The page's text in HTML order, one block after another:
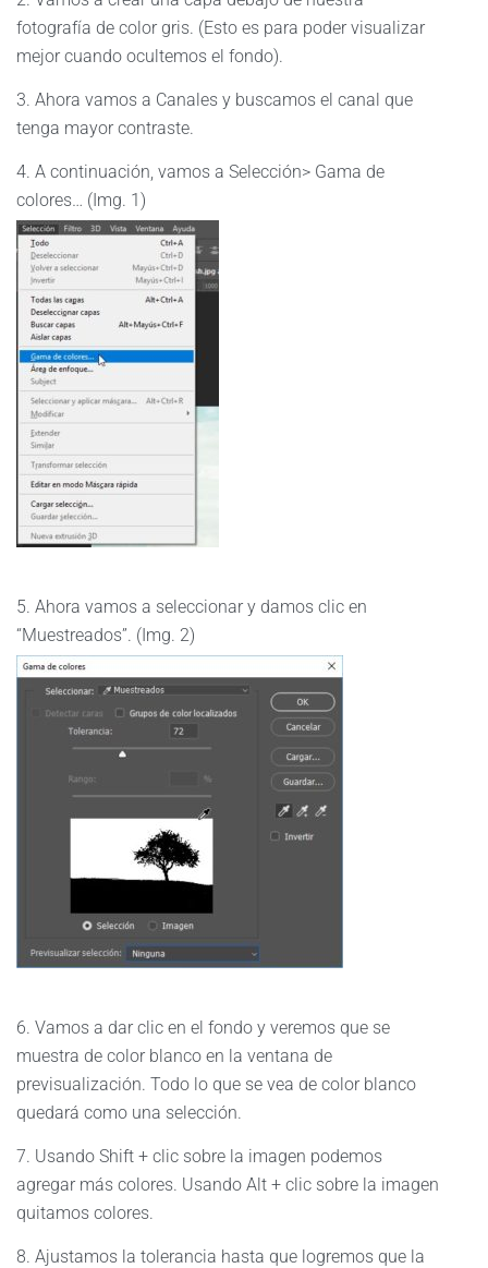
fotografía de color gris. (Esto es para poder visualizar
mejor cuando ocultemos el fondo).
3. Ahora vamos a Canales y buscamos el canal que
tenga mayor contraste.
4. A continuación, vamos a Selección> Gama de
colores… (Img. 1)
5. Ahora vamos a seleccionar y damos clic en
“Muestreados”. (Img. 2)
6. Vamos a dar clic en el fondo y veremos que se
muestra de color blanco en la ventana de
previsualización. Todo lo que se vea de color blanco
quedará como una selección.
7. Usando Shift + clic sobre la imagen podemos
agregar más colores. Usando Alt + clic sobre la imagen
quitamos colores.
8. Ajustamos la tolerancia hasta que logremos que la